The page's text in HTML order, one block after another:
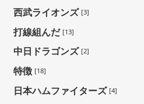
西武ライオンズ [3]
打線組んだ [13]
中日ドラゴンズ [2]
特徴 [18]
日本ハムファイターズ [4]